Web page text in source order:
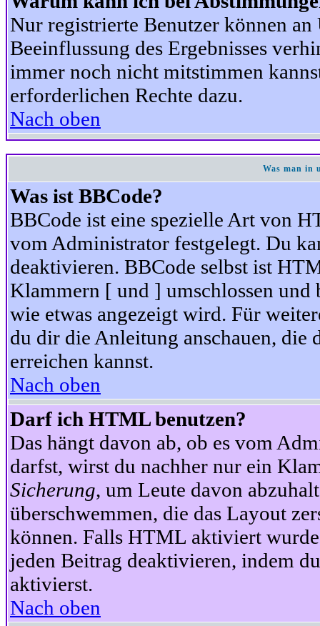
Nur registrierte Benutzer können
Beeinflussung des Ergebnisses
immer noch nicht mitstimmen
erforderlichen Rechte dazu.
Nach oben
Was man in
Was ist BBCode?
BBCode ist eine spezielle Art von
vom Administrator festgelegt. Du
deaktivieren. BBCode selbst ist
Klammern [ und ] umschlossen
wie etwas angezeigt wird. Für
du dir die Anleitung anschauen, die
erreichen kannst.
Nach oben
Darf ich HTML benutzen?
Das hängt davon ab, ob es vom
darfst, wirst du nachher nur ein
Sicherung, um Leute davon
überschwemmen, die das Layout
können. Falls HTML aktiviert
jeden Beitrag deaktivieren, indem
aktivierst.
Nach oben